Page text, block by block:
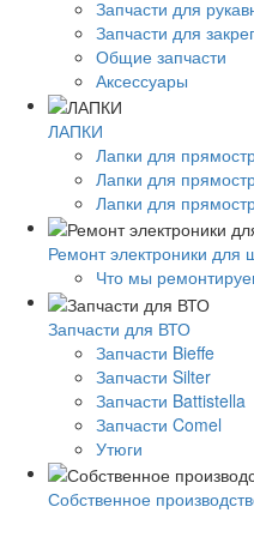
Запчасти для
Запчасти для
Общие запчасти
Аксессуары
ЛАПКИ
Лапки для
Лапки для
Лапки для
Ремонт электроники для
Что мы
Запчасти для ВТО
Запчасти Bieffe
Запчасти Silter
Запчасти Battistella
Запчасти Comel
Утюги
Собственное